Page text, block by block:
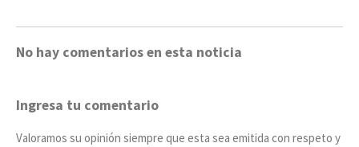
No hay comentarios en esta noticia
Ingresa tu comentario
Valoramos su opinión siempre que esta sea emitida con respeto y